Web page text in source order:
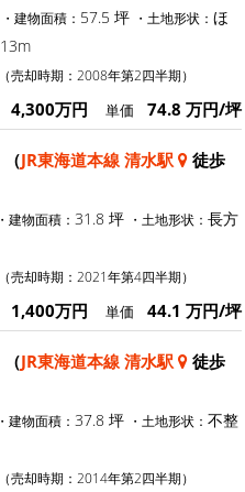
・建物面積： 57.5 坪 ・土地形状： ほ
13m
（売却時期：2008年第2四半期）
4,300万円 単価 74.8 万円/坪
（JR東海道本線 清水駅
徒歩
・建物面積： 31.8 坪 ・土地形状： 長方
（売却時期：2021年第4四半期）
1,400万円 単価 44.1 万円/坪
（JR東海道本線 清水駅
徒歩
・建物面積： 37.8 坪 ・土地形状： 不整
（売却時期：2014年第2四半期）